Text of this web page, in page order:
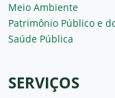
Meio Ambiente
Patrimônio Público e
Saúde Pública
SERVIÇOS